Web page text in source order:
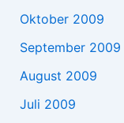
Oktober 2009
September 2009
August 2009
Juli 2009